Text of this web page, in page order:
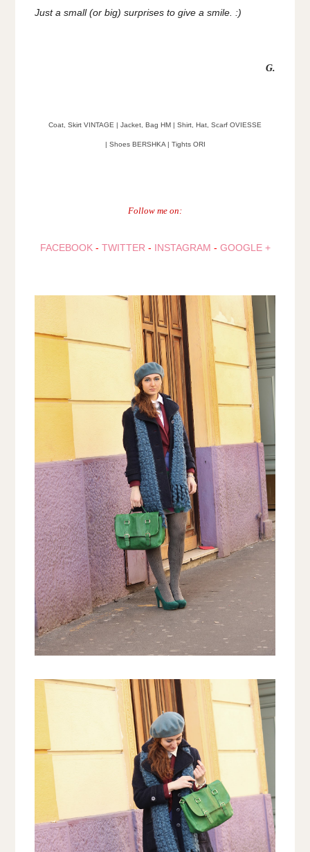
Just a small (or big) surprises to give a smile. :)
G.
Coat, Skirt VINTAGE | Jacket, Bag HM | Shirt, Hat, Scarf OVIESSE
| ShoesBERSHKA | Tights ORI
Follow me on:
FACEBOOK- TWITTER - INSTAGRAM - GOOGLE +